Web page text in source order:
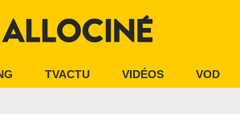
TVACTU VIDÉOS VOD